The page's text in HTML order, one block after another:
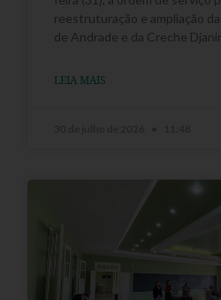
reestruturação e ampliação
de Andrade e da Creche
LEIA MAIS